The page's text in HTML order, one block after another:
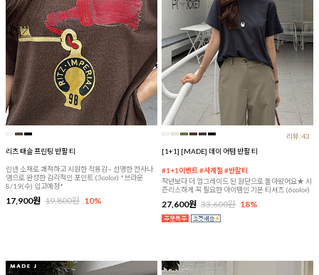
리츠 태슬 프린팅 반팔 티
린넨 소재로 쾌적하고 시원한 착용감~ 선명한 전사나
염으로 완성한 감각적인 포인트 (3color) *브라운
8/19(수) 입고예정*
17,900원 19,800원 10%
리뷰:43
[1+1] [MADE] 데이 어텀 반팔 티
#1+1이벤트 #사계절 #반팔티
작년보다 더 업그레이드 된 원단으로 돌아왔어요★ 시
즌리스하게 꼭 필요한 아이템인 기본 티셔츠 (6color)
27,600원 33,600원 18%